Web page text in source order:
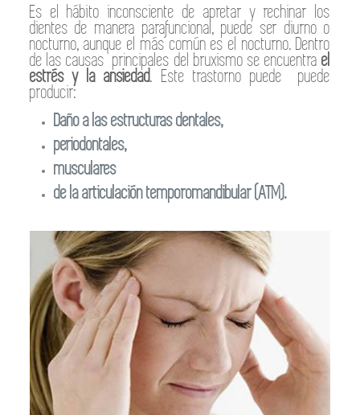
Es el hábito inconsciente de apretar y rechinar los
dientes de manera parafuncional, puede ser diurno o
nocturno, aunque el más común es el nocturno. Dentro
de las causas principales del bruxismo se encuentrael
estrés y la ansiedad. Este trastorno puede puede
producir:
Daño a las estructuras dentales,
periodontales,
musculares
de la articulación temporomandibular (ATM).